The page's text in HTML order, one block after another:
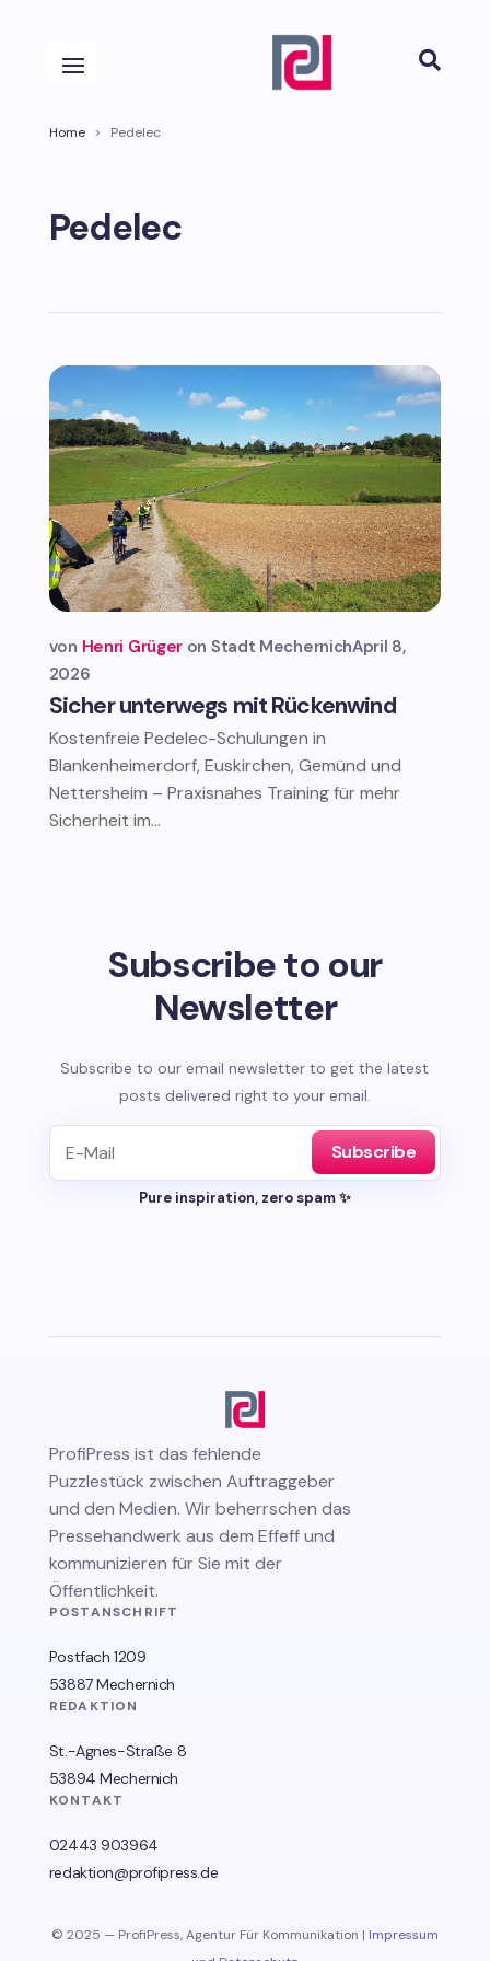

Home > Pedelec
Pedelec
Sicher unterwegs mit Rückenwind
von Henri Grüger Stadt MechernichApril 8,
2026
Kostenfreie Pedelec-Schulungen in
Blankenheimerdorf, Euskirchen, Gemünd und
Nettersheim – Praxisnahes Training für mehr
Sicherheit im...
Subscribe to our
Newsletter
Subscribe to our email newsletter to get the latest
posts delivered right to your email.
Subscribe
Pure inspiration, zero spam ✨
ProfiPress ist das fehlende
Puzzlestück zwischen Auftraggeber
und den Medien. Wir beherrschen das
Pressehandwerk aus dem Effeff und
kommunizieren für Sie mit der
Öffentlichkeit.
POSTANSCHRIFT
Postfach 1209
53887 Mechernich
REDAKTION
St.-Agnes-Straße 8
53894 Mechernich
KONTAKT
02443 903964
redaktion@profipress.de
© 2025 — ProfiPress, Agentur Für Kommunikation | Impressum